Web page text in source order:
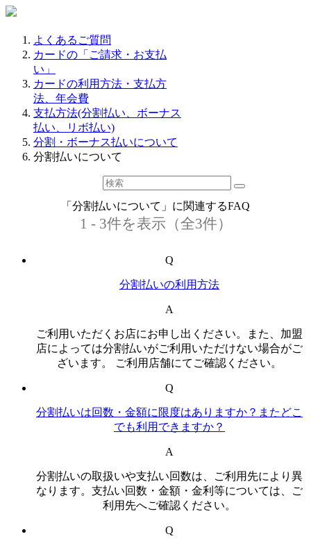
よくあるご質問
カードの「ご請求・お支払
い」
カードの利用方法・支払方
法、年会費
支払方法(分割払い、ボーナス
払い、リボ払い)
分割・ボーナス払いについて
分割払いについて
「分割払いについて」に関連するFAQ
1 - 3件を表示（全3件）
Q
分割払いの利用方法
A
ご利用いただくお店にお申し出ください。また、加盟
店によっては分割払いがご利用いただけない場合がご
ざいます。 ご利用店舗にてご確認ください。
Q
分割払いは回数・金額に限度はありますか？またどこ
でも利用できますか？
A
分割払いの取扱いや支払い回数は、ご利用先により異
なります。支払い回数・金額・金利等については、ご
利用先へご確認ください。
Q